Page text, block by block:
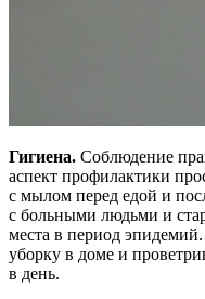
Гигиена. Соблюдение
аспект профилактики
с мылом перед едой и
с больными людьми и
места в период
уборку в доме и
в день.